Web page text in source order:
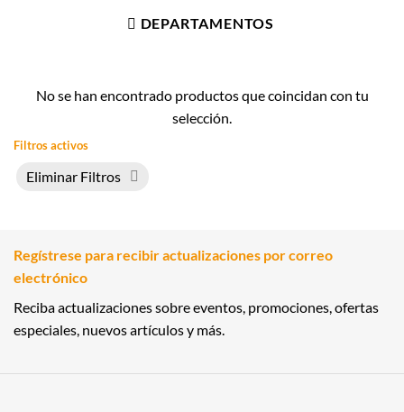
DEPARTAMENTOS
No se han encontrado productos que coincidan con tu
selección.
Filtros activos
Eliminar Filtros
Regístrese para recibir actualizaciones por correo
electrónico
Reciba actualizaciones sobre eventos, promociones, ofertas
especiales, nuevos artículos y más.